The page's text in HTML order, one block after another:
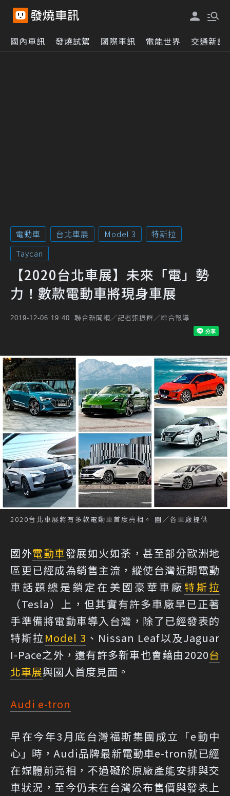
國內車訊 發燒試駕 國際車訊 電能世界 交通新訊
電動車 台北車展 Model 3
特斯拉
Taycan
【2020台北車展】未來「電」勢
力！數款電動車將現身車展
2019-12-06 19:40 聯合新聞網／記者張振群／綜合報導
2020台北車展將有多款電動車首度亮相。 圖／各車廠提供
國外電動車發展如火如荼，甚至部分歐洲地
區更已經成為銷售主流，縱使台灣近期電動
車話題總是鎖定在美國豪華車廠 特斯拉
（Tesla）上，但其實有許多車廠早已正著
手準備將電動車導入台灣，除了已經發表的
特斯拉 Model 3 、Nissan Leaf以及Jaguar
I-Pace之外，還有許多新車也會藉由2020台
北車展與國人首度見面。
Audi e-tron
早在今年3月底台灣福斯集團成立「e動中
心」時，Audi品牌最新電動車e-tron就已經
在媒體前亮相，不過礙於原廠產能安排與交
車狀況，至今仍未在台灣公布售價與發表上